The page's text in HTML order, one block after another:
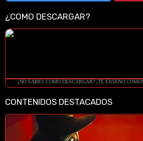
¿COMO DESCARGAR?
¿NO SABES COMO DESCARGAR? ¡TE ENSEÑO COMO!
CONTENIDOS DESTACADOS